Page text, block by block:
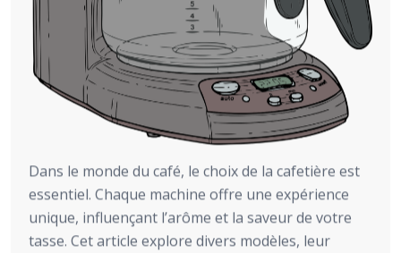
Dans le monde du café, le choix de la cafetière est
essentiel. Chaque machine offre une expérience
unique, influençant l’arôme et la saveur de votre
tasse. Cet article explore divers modèles, leur